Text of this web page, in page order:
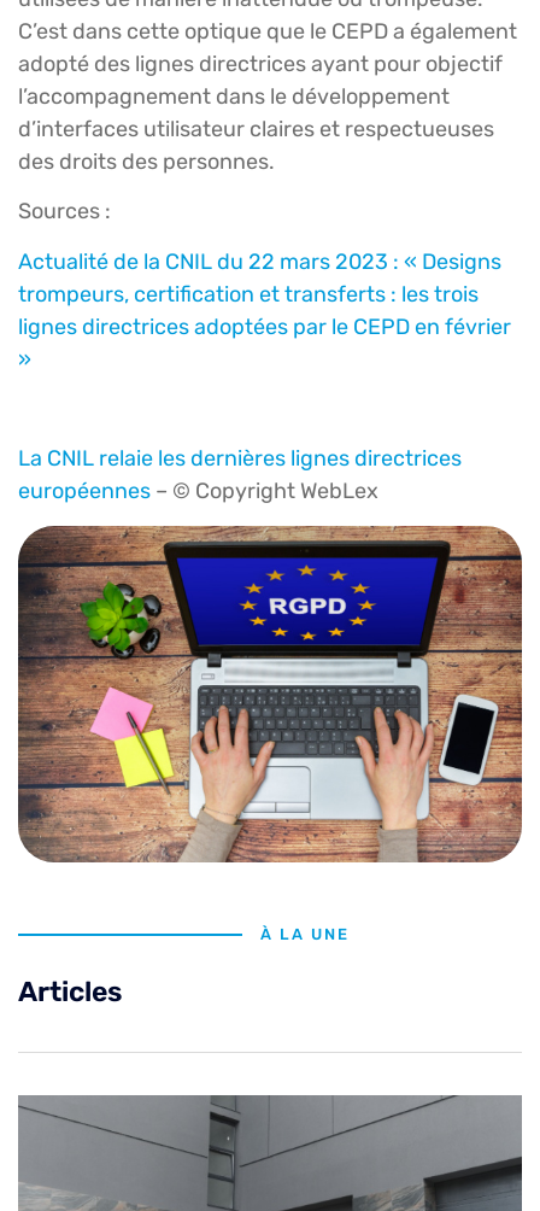
C’est dans cette optique que le CEPD a également
adopté des lignes directrices ayant pour objectif
l’accompagnement dans le développement
d’interfaces utilisateur claires et respectueuses
des droits des personnes.
Sources :
Actualité de la CNIL du 22 mars 2023 : « Designs
trompeurs, certification et transferts : les trois
lignes directrices adoptées par le CEPD en février
»
La CNIL relaie les dernières lignes directrices
européennes – © Copyright WebLex
À LA UNE
Articles